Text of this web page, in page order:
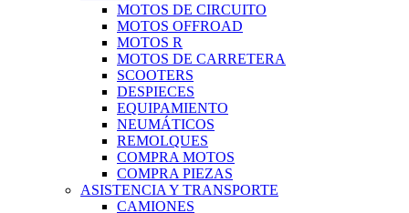
MOTOS DE CIRCUITO
MOTOS OFFROAD
MOTOS R
MOTOS DE CARRETERA
SCOOTERS
DESPIECES
EQUIPAMIENTO
NEUMÁTICOS
REMOLQUES
COMPRA MOTOS
COMPRA PIEZAS
ASISTENCIA Y TRANSPORTE
CAMIONES